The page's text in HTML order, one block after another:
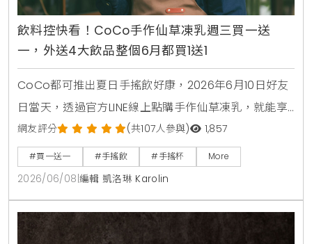
飲料控快看！CoCo手作仙草凍乳週三買一送
一，外送4大飲品整個6月都買1送1
CoCo都可推出夏日手搖飲好康，2026年6月10日好友
日當天，透過官方LINE線上點購手作仙草凍乳，就能享
有第2杯0元買1送1優惠。另外整個6月份，foodpanda
外送平台也同步推出茉香凍奶綠、芒果綠茶、四季珍椰
青、粉角生椰拿鐵等4大品項買1送1，讓大家在炎熱夏天
不用出門也能省錢消暑。
網友評分 (共107人參與) 1,857
#買一送一 #手搖飲 #手搖杯 More
2026/06/08 編輯 凱洛琳 Karolin